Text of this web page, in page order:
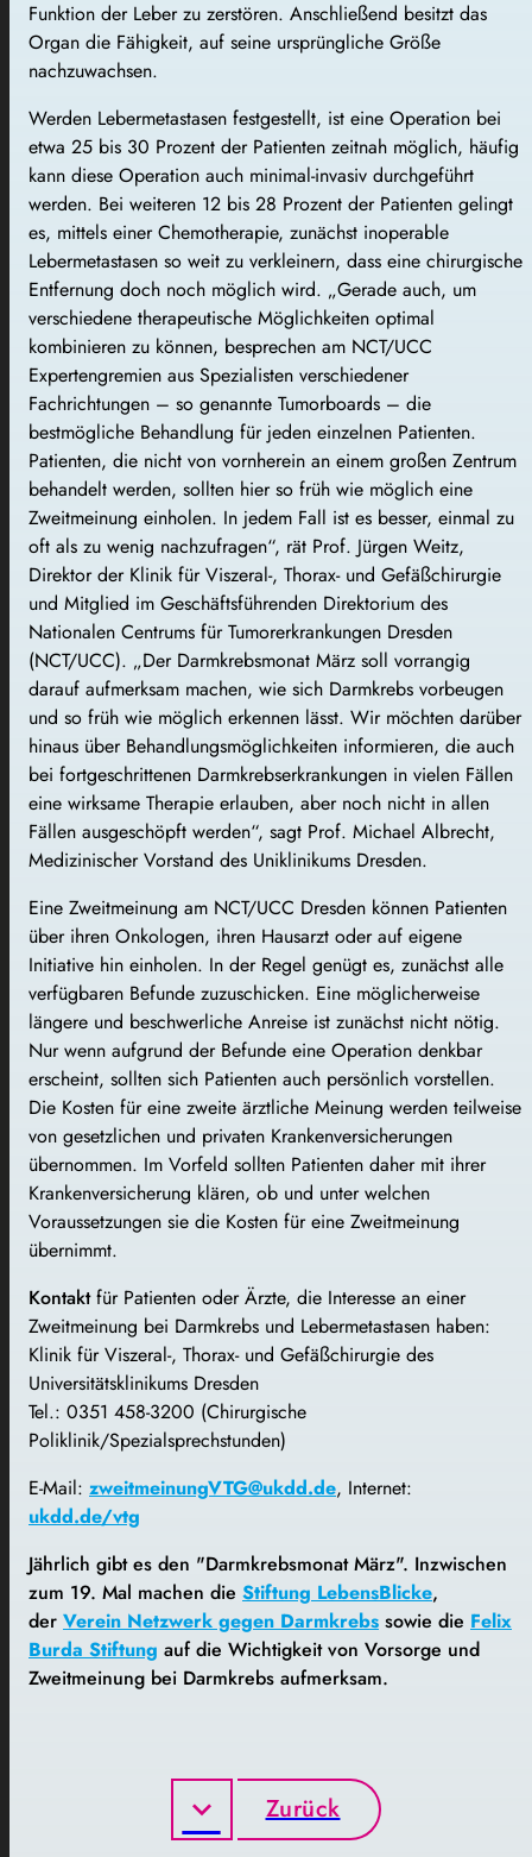
Funktion der Leber zu zerstören. Anschließend besitzt das
Organ die Fähigkeit, auf seine ursprüngliche Größe
nachzuwachsen.
Werden Lebermetastasen festgestellt, ist eine Operation bei
etwa 25 bis 30 Prozent der Patienten zeitnah möglich, häufig
kann diese Operation auch minimal-invasiv durchgeführt
werden. Bei weiteren 12 bis 28 Prozent der Patienten gelingt
es, mittels einer Chemotherapie, zunächst inoperable
Lebermetastasen so weit zu verkleinern, dass eine chirurgische
Entfernung doch noch möglich wird. „Gerade auch, um
verschiedene therapeutische Möglichkeiten optimal
kombinieren zu können, besprechen am NCT/UCC
Expertengremien aus Spezialisten verschiedener
Fachrichtungen – so genannte Tumorboards – die
bestmögliche Behandlung für jeden einzelnen Patienten.
Patienten, die nicht von vornherein an einem großen Zentrum
behandelt werden, sollten hier so früh wie möglich eine
Zweitmeinung einholen. In jedem Fall ist es besser, einmal zu
oft als zu wenig nachzufragen“, rät Prof. Jürgen Weitz,
Direktor der Klinik für Viszeral-, Thorax- und Gefäßchirurgie
und Mitglied im Geschäftsführenden Direktorium des
Nationalen Centrums für Tumorerkrankungen Dresden
(NCT/UCC). „Der Darmkrebsmonat März soll vorrangig
darauf aufmerksam machen, wie sich Darmkrebs vorbeugen
und so früh wie möglich erkennen lässt. Wir möchten darüber
hinaus über Behandlungsmöglichkeiten informieren, die auch
bei fortgeschrittenen Darmkrebserkrankungen in vielen Fällen
eine wirksame Therapie erlauben, aber noch nicht in allen
Fällen ausgeschöpft werden“, sagt Prof. Michael Albrecht,
Medizinischer Vorstand des Uniklinikums Dresden.
Eine Zweitmeinung am NCT/UCC Dresden können Patienten
über ihren Onkologen, ihren Hausarzt oder auf eigene
Initiative hin einholen. In der Regel genügt es, zunächst alle
verfügbaren Befunde zuzuschicken. Eine möglicherweise
längere und beschwerliche Anreise ist zunächst nicht nötig.
Nur wenn aufgrund der Befunde eine Operation denkbar
erscheint, sollten sich Patienten auch persönlich vorstellen.
Die Kosten für eine zweite ärztliche Meinung werden teilweise
von gesetzlichen und privaten Krankenversicherungen
übernommen. Im Vorfeld sollten Patienten daher mit ihrer
Krankenversicherung klären, ob und unter welchen
Voraussetzungen sie die Kosten für eine Zweitmeinung
übernimmt.
Kontaktfür Patienten oder Ärzte, die Interesse an einer
Zweitmeinung bei Darmkrebs und Lebermetastasen haben:
Klinik für Viszeral-, Thorax- und Gefäßchirurgie des
Universitätsklinikums Dresden
Tel.: 0351 458-3200 (Chirurgische
Poliklinik/Spezialsprechstunden)
E-Mail: zweitmeinungVTG@ukdd.de, Internet:
ukdd.de/vtg
Jährlich gibt es den "Darmkrebsmonat März". Inzwischen
zum 19. Mal machen die Stiftung LebensBlicke,
der Verein Netzwerk gegen Darmkrebs sowie die Felix
Burda Stiftung auf die Wichtigkeit von Vorsorge und
Zweitmeinung bei Darmkrebs aufmerksam.
Zurück